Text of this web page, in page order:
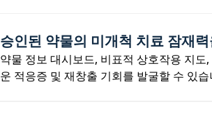
승인된 약물의 미개척 치료 잠재
약물 정보 대시보드, 비표적 상호작용 지
운 적응증 및 재창출 기회를 발굴할 수 있습